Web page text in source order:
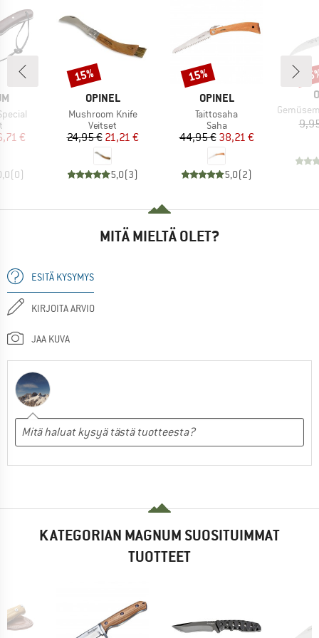
hinta
€
(0)
MERKKI
OPINEL
Tuote
Mushroom Knife
Tuoteryhmä
Veitset
Hinta
24,95 €Alennettu hinta
21,21 €
5,0(3)
Alennus
15%
MERKKI
OPINEL
Tuote
Taittosaha
Tuoteryhmä
Saha
Hinta
44,95 €Alennettu hinta
38,21 €
5,0(2)
Alennus
15%
Tuote
MITÄ MIELTÄ OLET?
ESITÄ KYSYMYS
KIRJOITA ARVIO
JAA KUVA
KATEGORIAN MAGNUM SUOSITUIMMAT
TUOTTEET